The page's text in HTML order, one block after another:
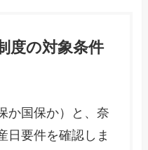
度の対象条件
か国保か）と、奈
日要件を確認しま